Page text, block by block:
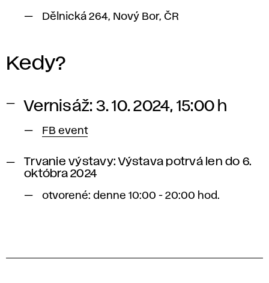
Dělnická 264, Nový Bor, ČR
Kedy?
Vernisáž: 3. 10. 2024, 15:00 h
FB event
Trvanie výstavy: Výstava potrvá len do 6.
októbra 2024
otvorené: denne 10:00 - 20:00 hod.